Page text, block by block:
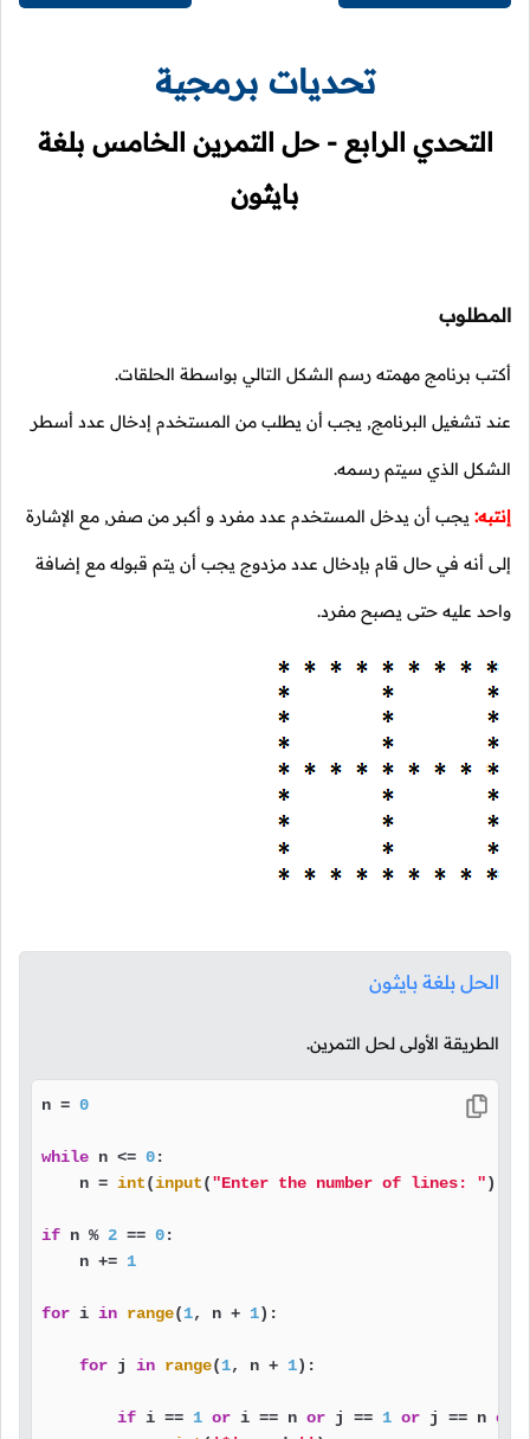
تحديات برمجية
التحدي الرابع - حل التمرين الخامس بلغة
بايثون
المطلوب
أكتب برنامج مهمته رسم الشكل التالي بواسطة الحلقات.
عند تشغيل البرنامج, يجب أن يطلب من المستخدم إدخال عدد أسطر
الشكل الذي سيتم رسمه.
إنتبه: يجب أن يدخل المستخدم عدد مفرد و أكبر من صفر, مع الإشارة
إلى أنه في حال قام بإدخال عدد مزدوج يجب أن يتم قبوله مع إضافة
واحد عليه حتى يصبح مفرد.
الحل بلغة بايثون
الطريقة الأولى لحل التمرين.
n = 0
while n <= 0:
    n =
int(input("Enter the number of lines: "))
if n % 2 == 0:
    n +=
1
for i in range(1, n + 1):
for j in range(1, n + 1):
if i == 1 or i == n or j == 1 or j == n or